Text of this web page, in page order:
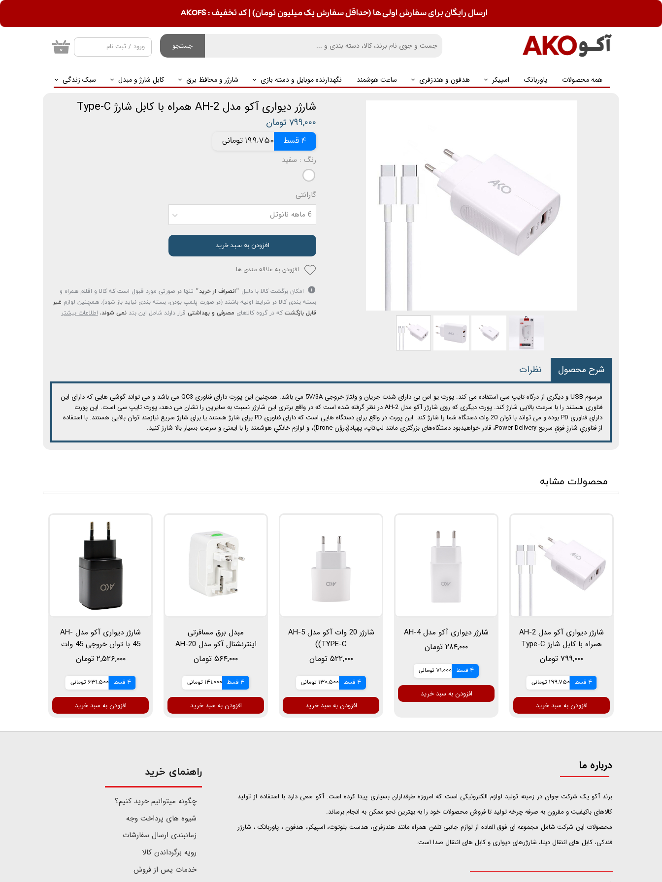
جستجو
همه محصولات پاوربانک اسپیکر هدفون و هندزفری ساعت هوشمند نگهدارنده موبایل و دسته بازی شارژر و محافظ برق کابل شارژ و مبدل سبک زندگی
ورود / ثبت نام
تغییر گذر واژه
۰
ارسال رایگان برای سفارش اولی ها (حداقل سفارش یک میلیون تومان) | کد تخفیف : AKOFS
شارژر دیواری آکو مدل AH-2 همراه با کابل شارژ Type-C
۷۹۹,۰۰۰ تومان
4 قسط
199,750 تومانی
رنگ : سفید
گارانتی
6 ماهه نانوتل
افزودن به سبد خرید
افزودن به علاقه مندی ها
امکان برگشت کالا با دلیل "انصراف از خرید" تنها در صورتی مورد قبول است که کالا و اقلام همراه و
بسته بندی کالا در شرایط اولیه باشند (در صورت پلمپ بودن، بسته بندی نباید باز شود). همچنین لوازم غیر
قابل بازگشت که در گروه کالاهای مصرفی و بهداشتی قرار دارند شامل این بند نمی شوند. اطلاعات بیشتر
شرح محصول نظرات
مرسوم USB و دیگری از درگاه تایپ سی استفاده می کند. پورت یو اس بی دارای شدت جریان و ولتاژ خروجی 5V/3A می باشد. همچنین این پورت دارای فناوری QC3 می باشد و می تواند گوشی هایی که دارای این
فناوری هستند را با سرعت بالایی شارژ کند. پورت دیگری که روی شارژر آکو مدل AH-2 در نظر گرفته شده است که در واقع برتری این شارژر نسبت به سایرین را نشان می دهد، پورت تایپ سی است. این پورت
دارای فناوری PD بوده و می تواند با توان 20 وات دستگاه شما را شارژ کند. این پورت در واقع برای دستگاه هایی است که دارای فناوری PD برای شارژ هستند یا برای شارژ سریع نیازمند توان بالایی هستند. با استفاده
از فناوریِ شارژِ فوقِ سریعِ Power Delivery، قادر خواهیدبود دستگاه‌های بزرگتری مانند لپ‌تاپ، پهپاد(دِروُن-Drone)، و لوازمِ خانگیِ هوشمند را با ایمنی و سرعتِ بسیار بالا شارژ کنید.
محصولات مشابه
شارژر دیواری آکو مدل AH-2
همراه با کابل شارژ Type-C
۷۹۹,۰۰۰ تومان
4 قسط 199,750 تومانی
افزودن به سبد خرید
شارژر دیواری آکو مدل AH-4
۲۸۴,۰۰۰ تومان
4 قسط 71,000 تومانی
افزودن به سبد خرید
شارژر 20 وات آکو مدل AH-5
(TYPE-C)
۵۲۲,۰۰۰ تومان
4 قسط 130,500 تومانی
افزودن به سبد خرید
مبدل برق مسافرتی
اینترنشنال آکو مدل AH-20
۵۶۴,۰۰۰ تومان
4 قسط 141,000 تومانی
افزودن به سبد خرید
شارژر دیواری آکو مدل AH-
45 با توان خروجی 45 وات
۲,۵۲۶,۰۰۰ تومان
4 قسط 631,500 تومانی
افزودن به سبد خرید
درباره ما
​​​​​​​برند آکو یک شرکت جوان در زمینه تولید لوازم الکترونیکی است که امروزه طرفداران بسیاری پیدا کرده است. آکو سعی دارد با استفاده از تولید
کالاهای باکیفیت و مقرون به صرفه چرخه تولید تا فروش محصولات خود را به بهترین نحو ممکن به انجام برساند.
محصولات این شرکت شامل مجموعه ای فوق العاده از لوازم جانبی تلفن همراه مانند هندزفری، هدست بلوتوث، اسپیکر، هدفون ، پاوربانک ، شارژر
فندکی، کابل های انتقال دیتا، شارژرهای دیواری و کابل های انتقال صدا است.
​راهنمای خرید
چگونه میتوانیم خرید کنیم؟
شیوه های پرداخت وجه
زمانبندی ارسال سفارشات
رویه برگرداندن کالا
خدمات پس از فروش